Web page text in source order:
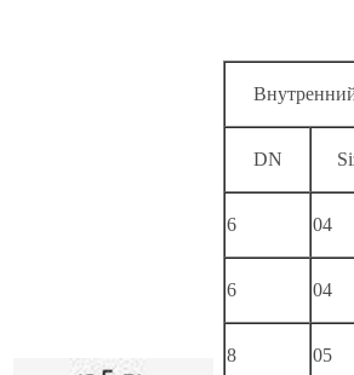
DN
6 04
6 04
8 05